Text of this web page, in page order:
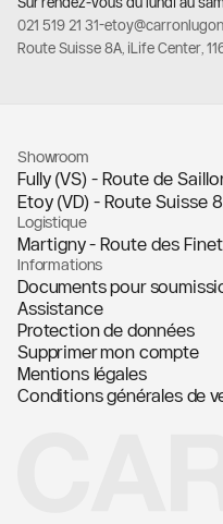
021 519 21 31-
Route Suisse 8A, iLife Center,
Showroom
Fully (VS) - Route de
Etoy (VD) - Route Suisse
Logistique
Martigny - Route des
Informations
Documents pour
Assistance
Protection de données
Supprimer mon compte
Mentions légales
Conditions générales de